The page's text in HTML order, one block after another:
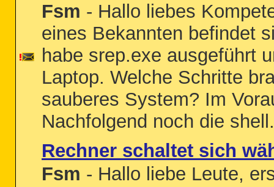
Fsm - Hallo liebes
eines Bekannten befindet
habe srep.exe ausgeführt
Laptop. Welche Schritte
sauberes System? Im
Nachfolgend noch die
Rechner schaltet sich
Fsm - Hallo liebe Leute,